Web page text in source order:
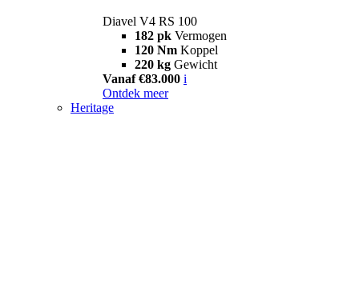
Diavel V4 RS 100
182 pk Vermogen
120 Nm Koppel
220 kg Gewicht
Vanaf €83.000 i
Ontdek meer
Heritage